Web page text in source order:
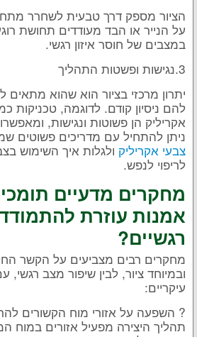
הציור מספק דרך טבעית לשחרר
על הנייר או הבד מעודדים תחושת
במצבים של חוסר איזון רגשי.
3.נגישות ופשטות התהליך
יתרון מרכזי בציור הוא שהוא מתאים
להם ניסיון קודם. לדוגמה, טכניקות
אקריליק הן פשוטות ונגישות,
ניתן להתחיל עם מדריכים פשוטים
צבעי אקריליק ולגלות איך השימוש
לריפוי לנפש.
מחקרים מדעיים
אמנות עוזרת
רגשיים?
מחקרים רבים מצביעים על הקשר
ובמיוחד ציור, לבין שיפור מצב
עיקריים:
? השפעה על אזורי מוח הקשורים
תהליך היצירה מפעיל אזורים במוח